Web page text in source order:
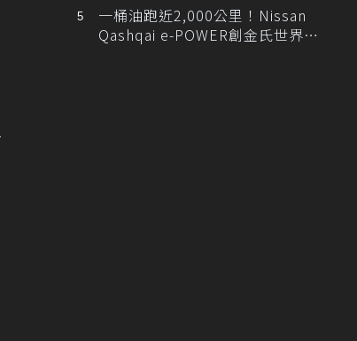
一桶油跑近2,000公里！Nissan
Qashqai e-POWER創金氏世界紀